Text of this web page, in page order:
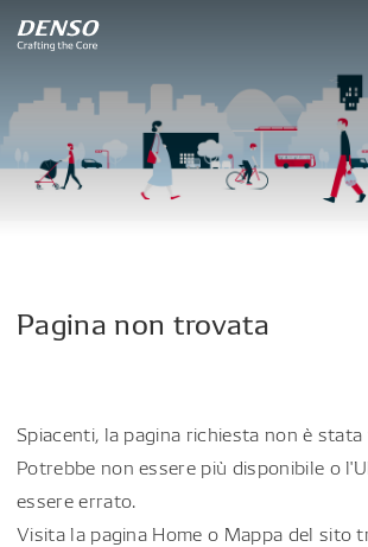
Pagina non trovata
Spiacenti, la pagina richiesta non è
Potrebbe non essere più disponibile o
essere errato.
Visita la pagina Home o Mappa del sito